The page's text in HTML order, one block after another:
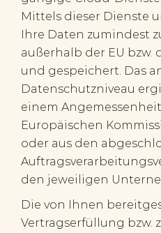
Mittels dieser Dienste
Ihre Daten zumindest
außerhalb der EU bzw.
und gespeichert. Das
Datenschutzniveau
einem
Europäischen
oder aus den
den jeweiligen
Die von Ihnen
Vertragserfüllung bzw.